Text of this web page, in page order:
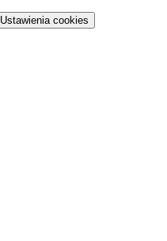
Ustawienia cookies